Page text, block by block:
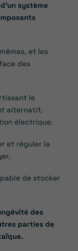
système
et les
des
le
alternatif,
électrique.
et réguler la
de stocker
des
parties de